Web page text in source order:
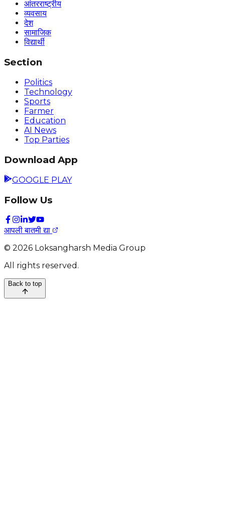
आंतरराष्ट्रीय
व्यवसाय
देश
सामाजिक
विद्यार्थी
Section
Politics
Technology
Sports
Farmer
Education
AI News
Top Parties
Download App
GOOGLE PLAY
Follow Us
आपली बातमी द्या
© 2026 Loksangharsh Media Group
All rights reserved.
Back to top